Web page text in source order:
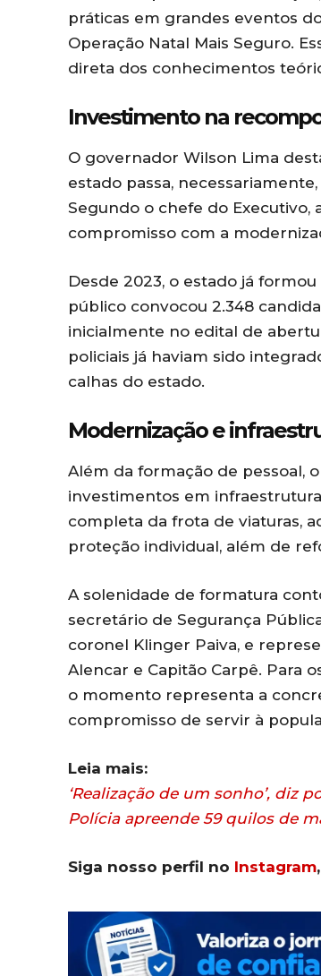
práticas em grandes eventos
Operação Natal Mais Seguro.
direta dos conhecimentos
Investimento na
O governador Wilson Lima
estado passa,
Segundo o chefe do Executivo,
compromisso com a
Desde 2023, o estado já
público convocou 2.348
inicialmente no edital de
policiais já haviam sido
calhas do estado.
Modernização e
Além da formação de pessoal,
investimentos em
completa da frota de viaturas,
proteção individual, além de
A solenidade de formatura
secretário de Segurança
coronel Klinger Paiva, e
Alencar e Capitão Carpê. Para
o momento representa a
compromisso de servir à
Leia mais:
‘Realização de um sonho’, diz
Polícia apreende 59 quilos de
Siga nosso perfil no Instagram,